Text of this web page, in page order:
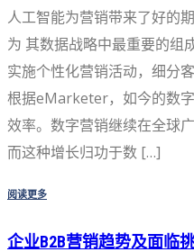
人工智能为营销带来了好的
为 其数据战略中最重要的组
实施个性化营销活动，细分
根据eMarketer，如今的数
效率。数字营销继续在全球
而这种增长归功于数 […]
阅读更多
企业B2B营销趋势及面临